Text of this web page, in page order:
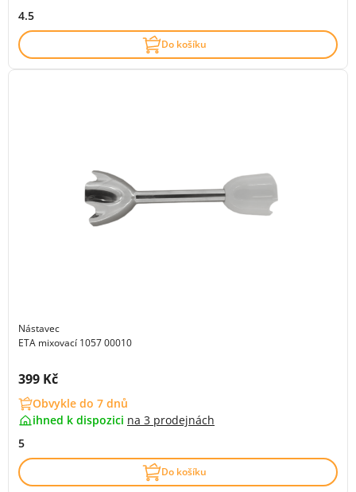
4.5
Do košíku
Nástavec
ETA mixovací 1057 00010
Cena s DPH:
399 Kč
Obvykle do 7 dnů
ihned k dispozici na 3 prodejnách
5
Do košíku